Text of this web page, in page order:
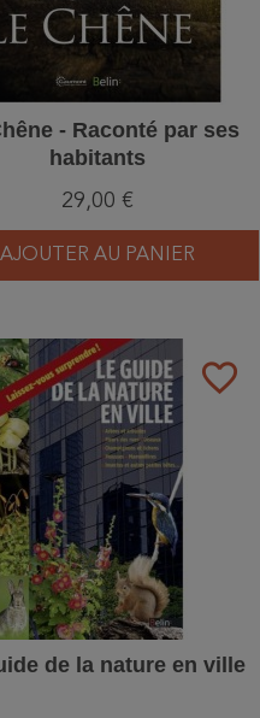
- Raconté par ses
habitants
29,00 €
AJOUTER AU PANIER
favorite_border
de la nature en ville